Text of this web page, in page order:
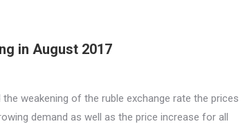
in August 2017
weakening of the ruble exchange rate the prices
demand as well as the price increase for all